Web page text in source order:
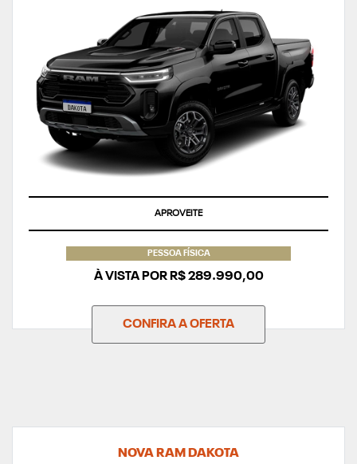
APROVEITE
PESSOA FÍSICA
À VISTA POR R$ 289.990,00
CONFIRA A OFERTA
NOVA RAM DAKOTA